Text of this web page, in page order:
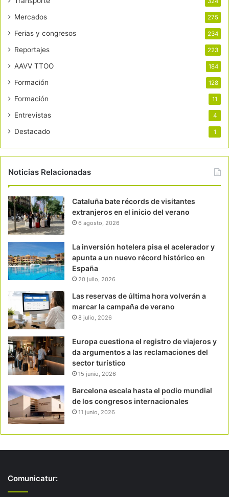
Mercados 275
Ferias y congresos 234
Reportajes 223
AAVV TTOO 184
Formación 128
Formación 11
Entrevistas 4
Destacado 1
Noticias Relacionadas
Cataluña bate récords de visitantes
extranjeros en el inicio del verano
6 agosto, 2026
La inversión hotelera pisa el acelerador y
apunta a un nuevo récord histórico en
España
20 julio, 2026
Las reservas de última hora volverán a
marcar la campaña de verano
8 julio, 2026
Europa cuestiona el registro de viajeros y
da argumentos a las reclamaciones del
sector turístico
15 junio, 2026
Barcelona escala hasta el podio mundial
de los congresos internacionales
11 junio, 2026
Comunicatur: